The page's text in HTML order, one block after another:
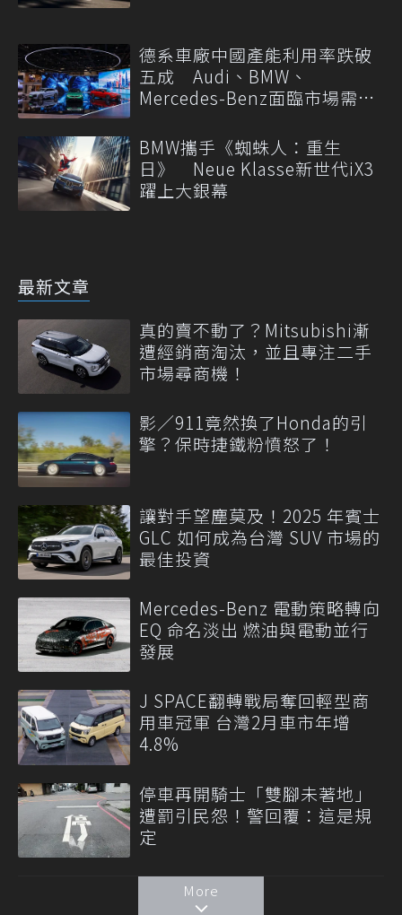
德系車廠中國產能利用率跌破
五成 Audi、BMW、
Mercedes-Benz面臨市場需求
BMW攜手《蜘蛛人：重生
日》 Neue Klasse新世代iX3
躍上大銀幕
最新文章
真的賣不動了？Mitsubishi漸
遭經銷商淘汰，並且專注二手
市場尋商機！
影／911竟然換了Honda的引
擎？保時捷鐵粉憤怒了！
讓對手望塵莫及！2025 年賓士
GLC 如何成為台灣 SUV 市場的
最佳投資
Mercedes-Benz 電動策略轉向
EQ 命名淡出 燃油與電動並行
發展
J SPACE翻轉戰局奪回輕型商
用車冠軍 台灣2月車市年增
4.8%
停車再開騎士「雙腳未著地」
遭罰引民怨！警回覆：這是規
定
More